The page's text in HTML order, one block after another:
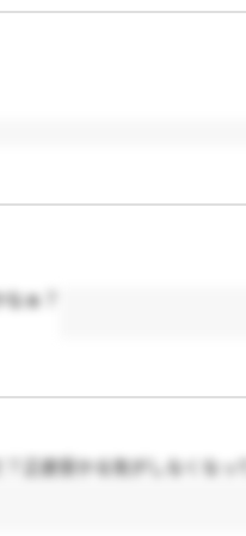
ぁ？
正直受かる気がしなくなっ